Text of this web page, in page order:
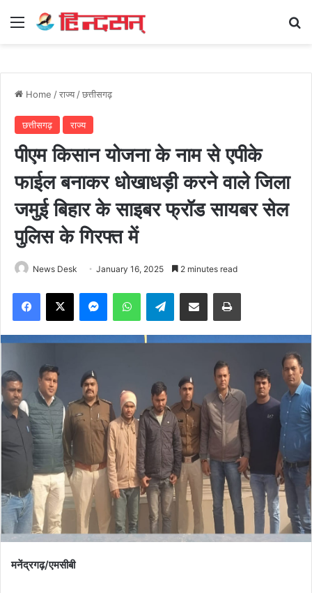
Menu
Home /राज्य /छत्तीसगढ़
छत्तीसगढ़ राज्य
पीएम किसान योजना के नाम से एपीके
फाईल बनाकर धोखाधड़ी करने वाले जिला
जमुई बिहार के साइबर फ्रॉड सायबर सेल
पुलिस के गिरफ्त में
News Desk January 16, 2025 2 minutes read
Facebook
X MessengerWhatsAppTelegramShare via Email Print
मनेंद्रगढ़/एमसीबी